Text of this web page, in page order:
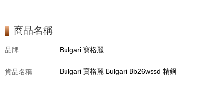
商品名稱
品牌 : Bulgari 寶格麗
貨品名稱 : Bulgari 寶格麗 Bulgari Bb26wssd 精鋼